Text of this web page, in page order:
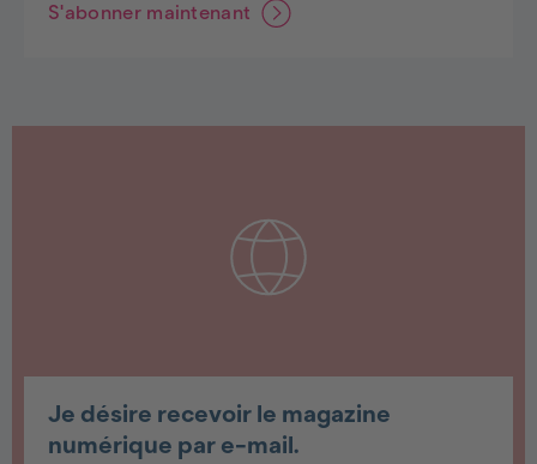
S'abonner maintenant
Je désire recevoir le magazine
numérique par e-mail.